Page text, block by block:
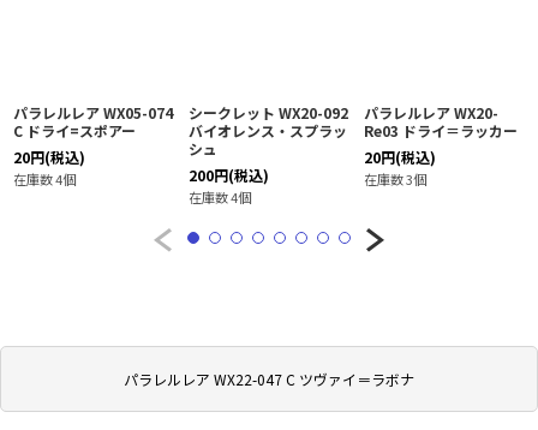
パラレルレア WX22-047 C ツヴァイ＝ラボナ
パラレルレア WX05-074
C ドライ=スポアー
20円(税込)
在庫数 4個
シークレット WX20-092
バイオレンス・スプラッ
シュ
200円(税込)
在庫数 4個
パラレルレア WX20-
Re03 ドライ＝ラッカー
20円(税込)
在庫数 3個